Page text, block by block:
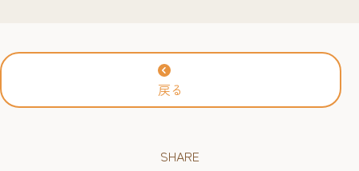
戻る
SHARE